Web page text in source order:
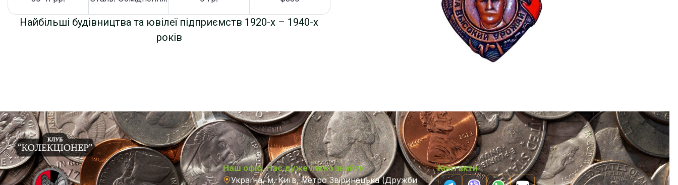
Найбільші будівництва та ювілеї підприємств 1920-х – 1940-х
років
Наш офіс. Нас дуже легко знайти.
Україна, м. Київ, метро Звіринецька (Дружби
Контакти